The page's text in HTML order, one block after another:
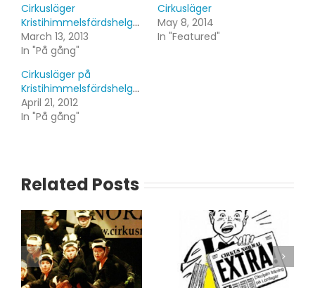
Cirkusläger
Kristihimmelsfärdshelgen
March 13, 2013
In "På gång"
Cirkusläger
May 8, 2014
In "Featured"
Cirkusläger på
Kristihimmelsfärdshelgen!
April 21, 2012
In "På gång"
Related Posts